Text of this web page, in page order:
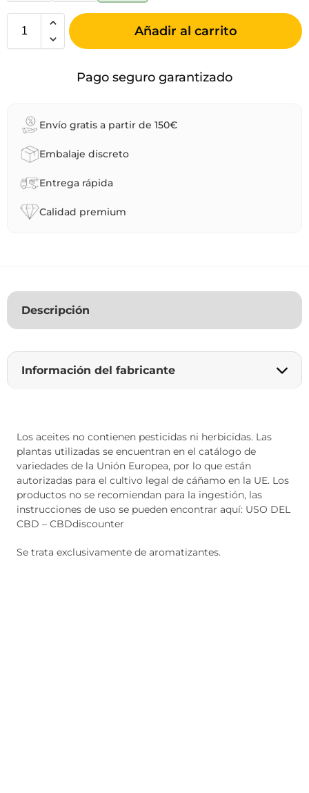
Añadir al carrito
Pago seguro garantizado
Envío gratis a partir de 150€
Embalaje discreto
Entrega rápida
Calidad premium
Descripción
Información del fabricante
Los aceites no contienen pesticidas ni herbicidas. Las
plantas utilizadas se encuentran en el catálogo de
variedades de la Unión Europea, por lo que están
autorizadas para el cultivo legal de cáñamo en la UE. Los
productos no se recomiendan para la ingestión, las
instrucciones de uso se pueden encontrar aquí: USO DEL
CBD – CBDdiscounter
Se trata exclusivamente de aromatizantes.